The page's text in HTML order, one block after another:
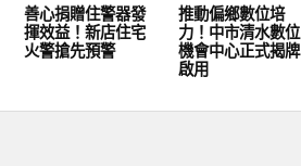
善心捐贈住警器發
揮效益！新店住宅
火警搶先預警
推動偏鄉數位培
力！中市清水數位
機會中心正式揭牌
啟用